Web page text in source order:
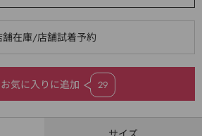
お気に入りに追加 29